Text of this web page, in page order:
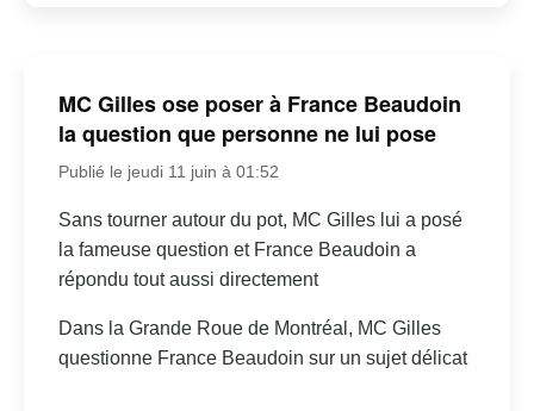
MC Gilles ose poser à France Beaudoin
la question que personne ne lui pose
Publié le jeudi 11 juin à 01:52
Sans tourner autour du pot, MC Gilles lui a posé
la fameuse question et France Beaudoin a
répondu tout aussi directement
Dans la Grande Roue de Montréal, MC Gilles
questionne France Beaudoin sur un sujet délicat